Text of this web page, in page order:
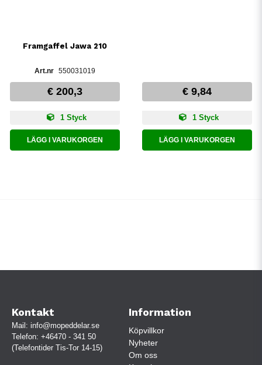
Framgaffel Jawa 210
550031019
€ 200,3
1 Styck
LÄGG I VARUKORGEN
€ 9,84
1 Styck
LÄGG I VARUKORGEN
Kontakt
Mail: info@mopeddelar.se
Telefon: +46470 - 341 50
(Telefontider Tis-Tor 14-15)
Information
Köpvillkor
Nyheter
Om oss